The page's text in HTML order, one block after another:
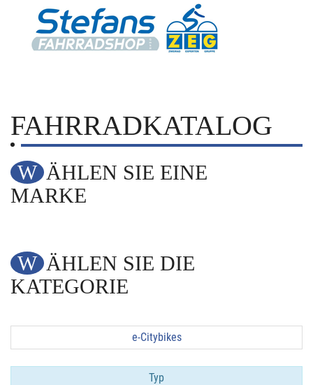
FAHRRADKATALOG
WÄHLEN SIE EINE
MARKE
WÄHLEN SIE DIE
KATEGORIE
e-Citybikes
Typ